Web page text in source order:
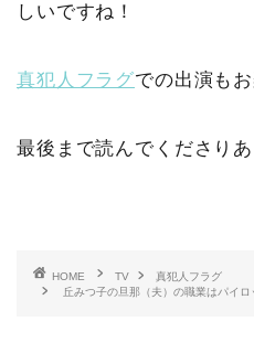
しいですね！
真犯人フラグでの出演もお
最後まで読んでくださり
HOME TV
真犯人フラグ
丘みつ子の旦那（夫）の職業はパイ